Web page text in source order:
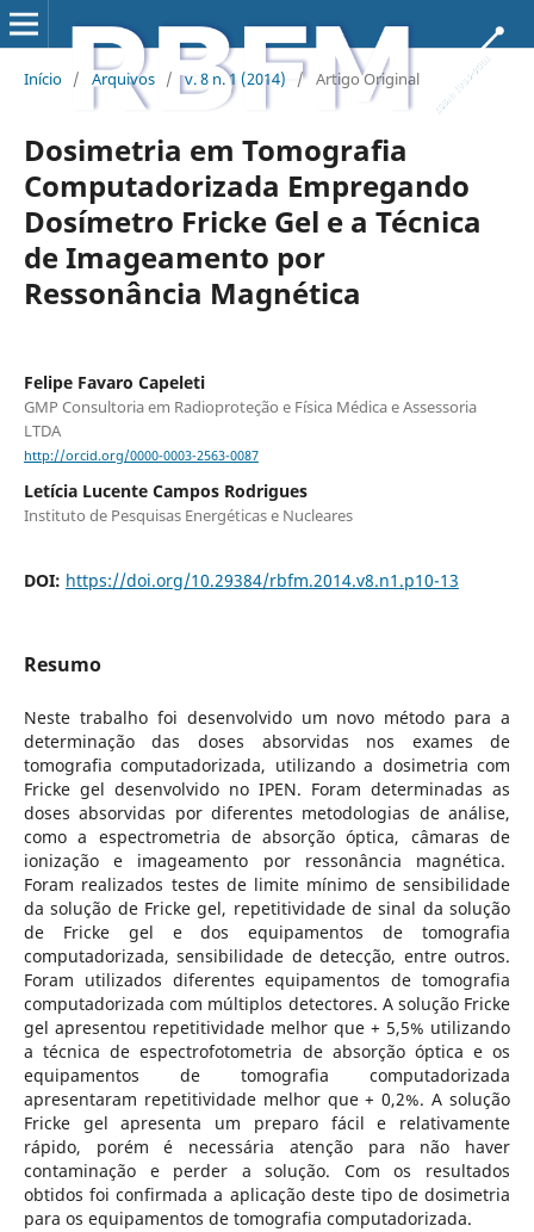
Início / Arquivos / v. 8 n. 1 (2014) / Artigo Original
Dosimetria em Tomografia
Computadorizada Empregando
Dosímetro Fricke Gel e a Técnica
de Imageamento por
Ressonância Magnética
Felipe Favaro Capeleti
GMP Consultoria em Radioproteção e Física Médica e Assessoria
LTDA
http://orcid.org/0000-0003-2563-0087
Letícia Lucente Campos Rodrigues
Instituto de Pesquisas Energéticas e Nucleares
DOI: https://doi.org/10.29384/rbfm.2014.v8.n1.p10-13
Resumo
Neste trabalho foi desenvolvido um novo método para a
determinação das doses absorvidas nos exames de
tomografia computadorizada, utilizando a dosimetria com
Fricke gel desenvolvido no IPEN. Foram determinadas as
doses absorvidas por diferentes metodologias de análise,
como a espectrometria de absorção óptica, câmaras de
ionização e imageamento por ressonância magnética.
Foram realizados testes de limite mínimo de sensibilidade
da solução de Fricke gel, repetitividade de sinal da solução
de Fricke gel e dos equipamentos de tomografia
computadorizada, sensibilidade de detecção, entre outros.
Foram utilizados diferentes equipamentos de tomografia
computadorizada com múltiplos detectores. A solução Fricke
gel apresentou repetitividade melhor que + 5,5% utilizando
a técnica de espectrofotometria de absorção óptica e os
equipamentos de tomografia computadorizada
apresentaram repetitividade melhor que + 0,2%. A solução
Fricke gel apresenta um preparo fácil e relativamente
rápido, porém é necessária atenção para não haver
contaminação e perder a solução. Com os resultados
obtidos foi confirmada a aplicação deste tipo de dosimetria
para os equipamentos de tomografia computadorizada.